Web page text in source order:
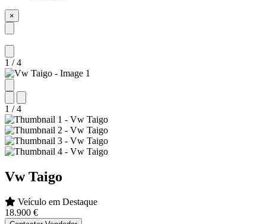
×
1 / 4
1 / 4
VwTaigo
Veículo em Destaque
18.900 €